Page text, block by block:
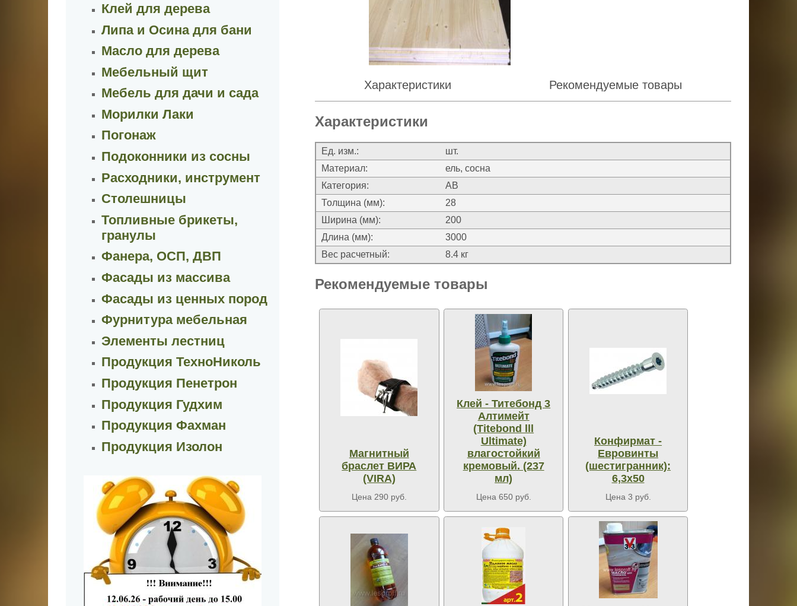
Характеристики Рекомендуемые товары
Характеристики
Ед. изм.:
шт.
Материал:
ель, сосна
Категория:
АВ
Толщина (мм):
28
Ширина (мм):
200
Длина (мм):
3000
Вес расчетный:
8.4 кг
Рекомендуемые товары
Магнитный
браслет ВИРА
(VIRA)
Цена 290 руб.
Клей - Титебонд 3
Алтимейт
(Titebond lll
Ultimate)
влагостойкий
кремовый. (237
мл)
Цена 650 руб.
Конфирмат -
Евровинты
(шестигранник):
6,3х50
Цена 3 руб.
Клей для дерева
Липа и Осина для бани
Масло для дерева
Мебельный щит
Мебель для дачи и сада
Морилки Лаки
Погонаж
Подоконники из сосны
Расходники, инструмент
Столешницы
Топливные брикеты,
гранулы
Фанера, ОСП, ДВП
Фасады из массива
Фасады из ценных пород
Фурнитура мебельная
Элементы лестниц
Продукция ТехноНиколь
Продукция Пенетрон
Продукция Гудхим
Продукция Фахман
Продукция Изолон